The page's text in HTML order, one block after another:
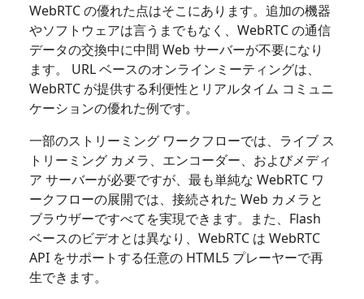
WebRTC の優れた点はそこにあります。追加の機器
やソフトウェアは言うまでもなく、WebRTC の通信
データの交換中に中間 Web サーバーが不要になり
ます。 URL ベースのオンラインミーティングは、
WebRTC が提供する利便性とリアルタイム コミュニ
ケーションの優れた例です。
一部のストリーミング ワークフローでは、ライブ ス
トリーミング カメラ、エンコーダー、およびメディ
ア サーバーが必要ですが、最も単純な WebRTC ワ
ークフローの展開では、接続された Web カメラと
ブラウザーですべてを実現できます。また、Flash
ベースのビデオとは異なり、WebRTC は WebRTC
API をサポートする任意の HTML5 プレーヤーで再
生できます。